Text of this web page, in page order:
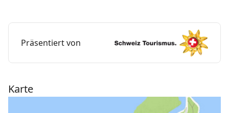
Die Feriengäste kommen zudem in den Genuss des
Wassersportangebots auf dem Neuenburgersee. Es
gibt Tretboote, Paddle Boards oder Windsurfbretter
Präsentiert von
Karte